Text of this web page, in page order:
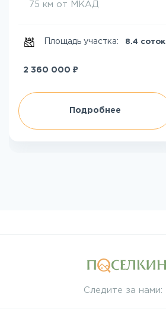
75 км от МКАД
Площадь участка: 8.4 соток
2 360 000 ₽
Подробнее
Следите за нами: